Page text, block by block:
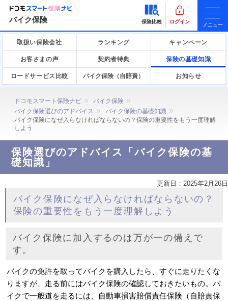
バイク保険 保険比較 ログイン
メニュー
取扱い保険会社 ランキング キャンペーン
お客さまの声 契約者特典 保険の基礎知識
ロードサービス比較 バイク保険（自賠責） お知らせ
ドコモスマート保険ナビ
バイク保険
バイク保険選びのアドバイス
バイク保険の基礎知識
バイク保険になぜ入らなければならないの？保険の重要性をもう一度理解
しよう
保険選びのアドバイス「バイク保険の基
礎知識」
更新日： 2025年2月26日
バイク保険になぜ入らなければならないの？
保険の重要性をもう一度理解しよう
バイク保険に加入するのは万が一の備えで
す。
バイクの免許を取ってバイクを購入したら、すぐに走りたくな
りますが、走る前にはバイク保険の確認しておきたいもの。バ
イクで一般道を走るには、自動車損害賠償責任保険（自賠責保